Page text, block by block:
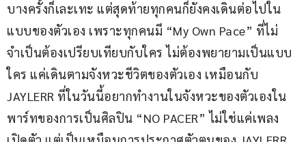
บางครั้งก็เละเทะ แต่สุดท้ายทุกคนก็ยังคงเดินต่อไปใน
แบบของตัวเอง เพราะทุกคนมี “My Own Pace” ที่ไม่
จำเป็นต้องเปรียบเทียบกับใคร ไม่ต้องพยายามเป็นแบบ
ใคร แค่เดินตามจังหวะชีวิตของตัวเอง เหมือนกับ
JAYLERR ที่ในวันนี้อยากทำงานในจังหวะของตัวเองใน
พาร์ทของการเป็นศิลปิน “NO PACER” ไม่ใช่แค่เพลง